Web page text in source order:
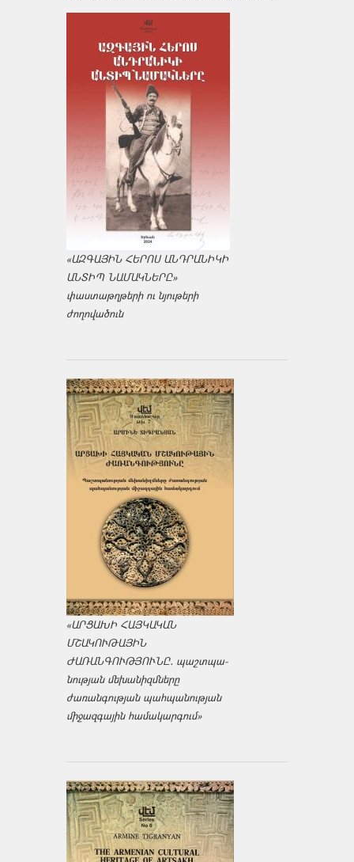
«ԱԶԳԱՅԻՆ ՀԵՐՈՍ ԱՆԴՐԱՆԻԿԻ
ԱՆՏԻՊ ՆԱՄԱԿՆԵՐԸ»
փաստաթղթերի ու նյութերի
ժողովածուն
«ԱՐՑԱԽԻ ՀԱՅԿԱԿԱՆ
ՄՇԱԿՈՒԹԱՅԻՆ
ԺԱՌԱՆԳՈՒԹՅՈՒՆԸ․ պաշտպա­
նության մեխանիզմները
ժառանգության պահպանության
միջազ­գային համակարգում»